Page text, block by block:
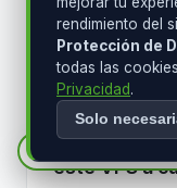
Hostinger?
¿Cómo
este VPS a
rendimiento del
Protección de
todas las
Privacidad.
Solo